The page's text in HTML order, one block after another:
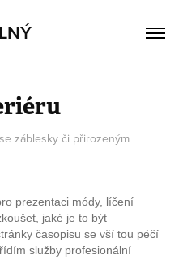
záblesky či přirozeným
prezentaci módy, líčení
jaké je to být
časopisu se vší tou péčí
služby profesionální